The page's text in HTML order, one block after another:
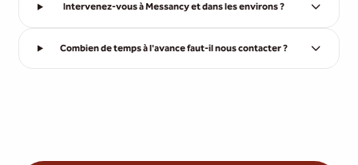
Intervenez-vous à Messancy et dans les environs ?
Combien de temps à l'avance faut-il nous contacter ?